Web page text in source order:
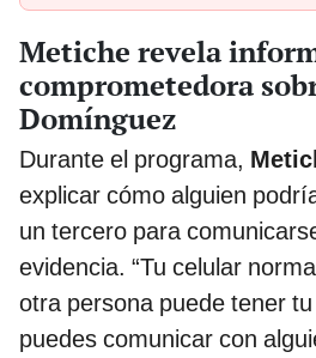
Metiche revela
comprometedora
Domínguez
Durante el programa,
explicar cómo alguien
un tercero para
evidencia. “Tu celular
otra persona puede tener
puedes comunicar con